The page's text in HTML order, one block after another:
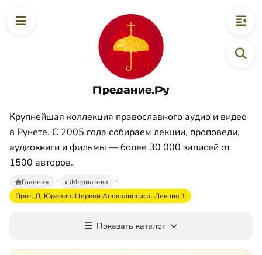
Предание.Ру
Крупнейшая коллекция православного аудио и видео
в Рунете. С 2005 года собираем лекции, проповеди,
аудиокниги и фильмы — более 30 000 записей от
1500 авторов.
Главная
Медиатека
Прот. Д. Юревич. Церкви Апокалипсиса. Лекция 1
Показать каталог